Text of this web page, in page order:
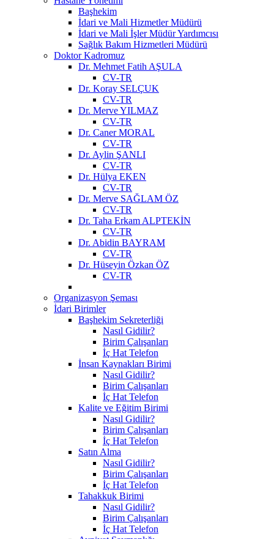
Başhekim
İdari ve Mali Hizmetler Müdürü
İdari ve Mali İşler Müdür Yardımcısı
Sağlık Bakım Hizmetleri Müdürü
Doktor Kadromuz
Dr. Mehmet Fatih AŞULA
CV-TR
Dr. Koray SELÇUK
CV-TR
Dr. Merve YILMAZ
CV-TR
Dr. Caner MORAL
CV-TR
Dr. Aylin ŞANLI
CV-TR
Dr. Hülya EKEN
CV-TR
Dr. Merve SAĞLAM ÖZ
CV-TR
Dr. Taha Erkam ALPTEKİN
CV-TR
Dr. Abidin BAYRAM
CV-TR
Dr. Hüseyin Özkan ÖZ
CV-TR
Organizasyon Şeması
İdari Birimler
Başhekim Sekreterliği
Nasıl Gidilir?
Birim Çalışanları
İç Hat Telefon
İnsan Kaynakları Birimi
Nasıl Gidilir?
Birim Çalışanları
İç Hat Telefon
Kalite ve Eğitim Birimi
Nasıl Gidilir?
Birim Çalışanları
İç Hat Telefon
Satın Alma
Nasıl Gidilir?
Birim Çalışanları
İç Hat Telefon
Tahakkuk Birimi
Nasıl Gidilir?
Birim Çalışanları
İç Hat Telefon